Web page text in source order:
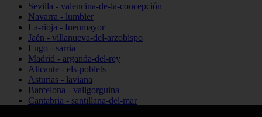
Sevilla - valencina-de-la-concepción
Navarra - lumbier
La-rioja - fuenmayor
Jaén - villanueva-del-arzobispo
Lugo - sarria
Madrid - arganda-del-rey
Alicante - els-poblets
Asturias - laviana
Barcelona - vallgorguina
Cantabria - santillana-del-mar